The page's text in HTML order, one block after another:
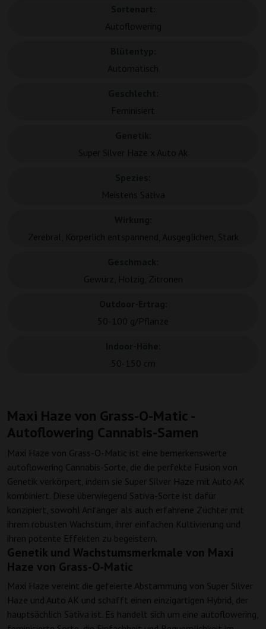
Maxi Haze von Grass-O-Matic -
Autoflowering Cannabis-Samen
Maxi Haze von Grass-O-Matic ist eine bemerkenswerte
autoflowering Cannabis-Sorte, die die perfekte Fusion von
Genetik verkörpert, indem sie Super Silver Haze mit Auto AK
kombiniert. Diese überwiegend Sativa-Sorte ist dafür
konzipiert, sowohl Anfänger als auch erfahrene Züchter mit
ihrem robusten Wachstum, ihrer einfachen Kultivierung und
ihren potente Effekten zu begeistern.
Genetik und Wachstumsmerkmale von Maxi
Haze von Grass-O-Matic
Maxi Haze vereint die gefeierte Abstammung von Super Silver
Haze und Auto AK und schafft einen einzigartigen Hybrid, der
hauptsächlich Sativa ist. Es handelt sich um eine autoflowering,